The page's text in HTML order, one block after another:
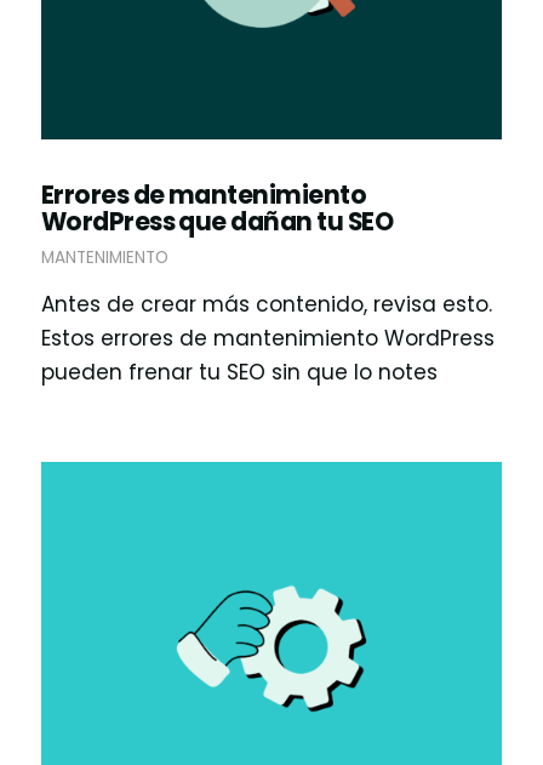
Errores de mantenimiento
WordPress que dañan tu SEO
MANTENIMIENTO
Antes de crear más contenido, revisa esto.
Estos errores de mantenimiento WordPress
pueden frenar tu SEO sin que lo notes